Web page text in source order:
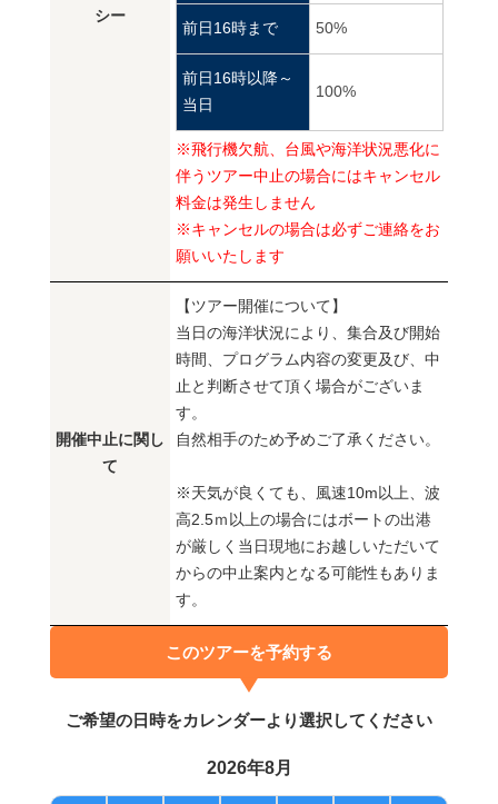
シー
前日16時まで 50%
前日16時以降～
当日
100%
※飛行機欠航、台風や海洋状況悪化に
伴うツアー中止の場合にはキャンセル
料金は発生しません
※キャンセルの場合は必ずご連絡をお
願いいたします
開催中止に関し
て
【ツアー開催について】
当日の海洋状況により、集合及び開始
時間、プログラム内容の変更及び、中
止と判断させて頂く場合がございま
す。
自然相手のため予めご了承ください。
※天気が良くても、風速10m以上、波
高2.5ｍ以上の場合にはボートの出港
が厳しく当日現地にお越しいただいて
からの中止案内となる可能性もありま
す。
このツアーを予約する
ご希望の日時をカレンダーより選択してください
2026年8月